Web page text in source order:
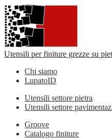
Utensili per finiture grezze su
Chi siamo
LupatoID
Utensili settore pietra
Utensili settore
Groove
Catalogo finiture